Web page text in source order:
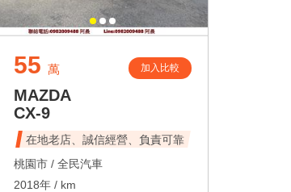
55 萬 加入比較
MAZDA
CX-9
在地老店、誠信經營、負責可靠
桃園市 / 全民汽車
2018年 / km